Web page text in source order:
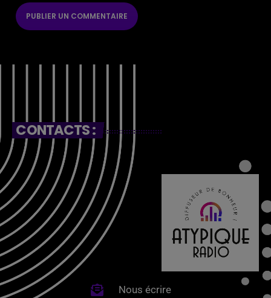
CONTACTS :
Nous écrire